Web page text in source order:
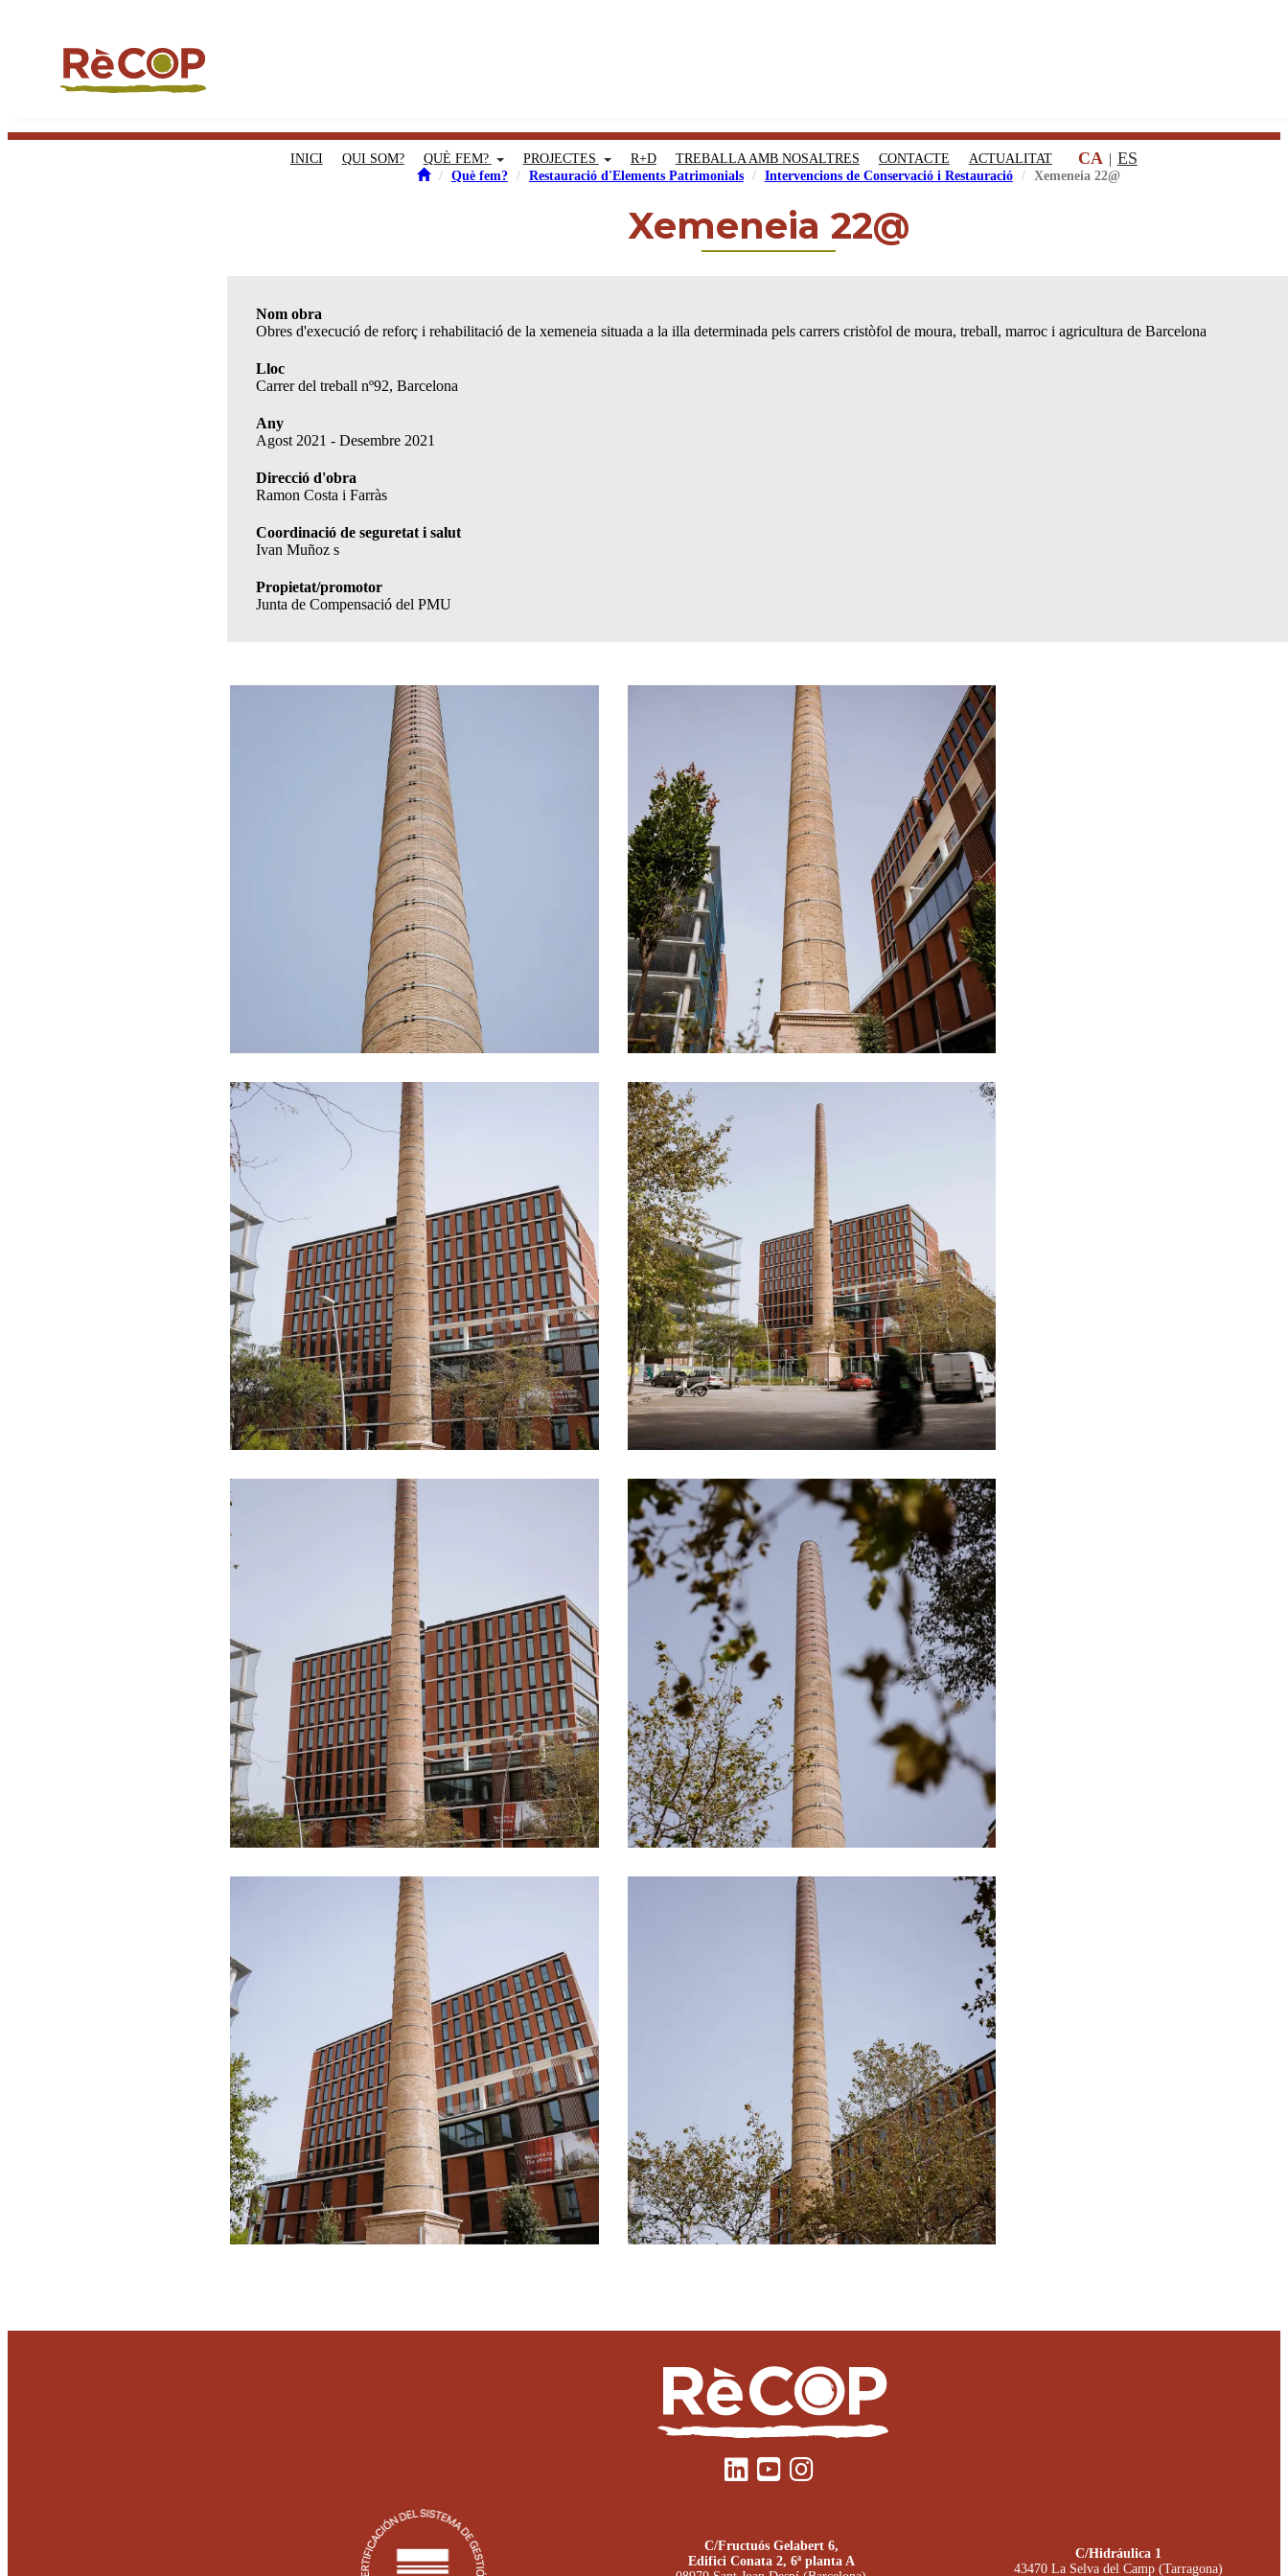
INICI QUI SOM? QUÈ FEM? PROJECTES R+D TREBALLA AMB NOSALTRES CONTACTE ACTUALITAT CA ES
Què fem? Restauració d'Elements Patrimonials Intervencions de Conservació i Restauració Xemeneia 22@
Xemeneia 22@
Nom obra
Obres d'execució de reforç i rehabilitació de la xemeneia situada a la illa determinada pels carrers cristòfol de moura, treball, marroc i agricultura de Barcelona
Lloc
Carrer del treball nº92, Barcelona
Any
Agost 2021 - Desembre 2021
Direcció d'obra
Ramon Costa i Farràs
Coordinació de seguretat i salut
Ivan Muñoz s
Propietat/promotor
Junta de Compensació del PMU
C/Fructuós Gelabert 6,
Edifici Conata 2, 6ª planta A
C/Hidráulica 1
43470 La Selva del Camp (Tarragona)